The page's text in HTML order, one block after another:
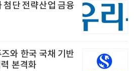
첨단 전략산업 금융
와 한국 국채 기반
본격화